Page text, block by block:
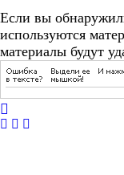
Если вы
используются
материалы будут